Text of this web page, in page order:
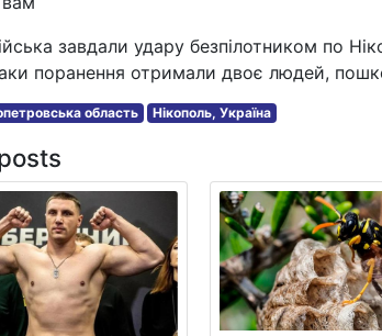
завдали удару безпілотником по
поранення отримали двоє людей,
область Нікополь, Україна